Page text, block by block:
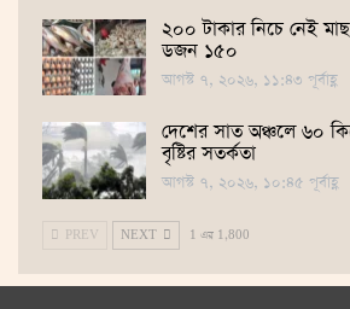
২০০ টাকার নিচে নেই
ডজন ১৫০
আগস্ট ৭, ২০২৬, ১১:৪৩ পূর্বাহ্ণ
দেশের সাত অঞ্চলে ৬০
বৃষ্টির সতর্কতা
আগস্ট ৭, ২০২৬, ১০:৪৫ পূর্বাহ্ণ
PREV NEXT 1 এর 1,800